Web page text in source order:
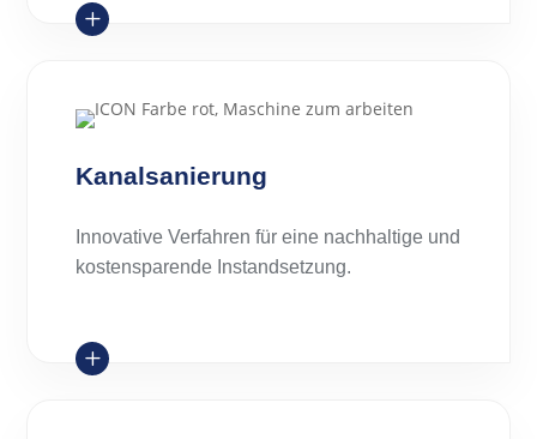
L
Kanalsanierung
Innovative Verfahren für eine nachhaltige und
kostensparende Instandsetzung.
L